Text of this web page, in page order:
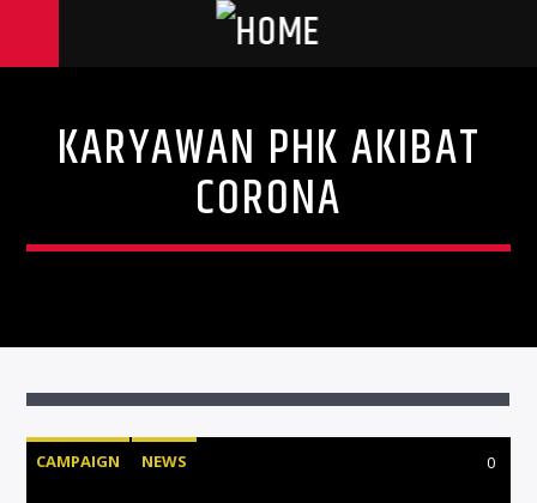
KARYAWAN PHK AKIBAT
CORONA
CAMPAIGN NEWS 0